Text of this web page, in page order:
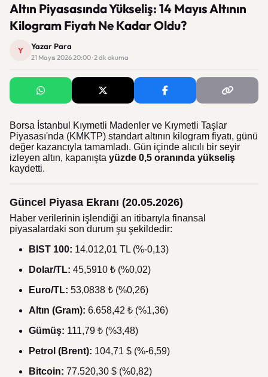
Altın Piyasasında Yükseliş: 14 Mayıs Altının
Kilogram Fiyatı Ne Kadar Oldu?
Y Yazar Para
21 Mayıs 2026 20:00 · 2 dk okuma
Borsa İstanbul Kıymetli Madenler ve Kıymetli Taşlar
Piyasası'nda (KMKTP) standart altının kilogram fiyatı, günü
değer kazancıyla tamamladı. Gün içinde alıcılı bir seyir
izleyen altın, kapanışta yüzde 0,5 oranında yükseliş
kaydetti.
Güncel Piyasa Ekranı (20.05.2026)
Haber verilerinin işlendiği an itibarıyla finansal
piyasalardaki son durum şu şekildedir:
BIST 100: 14.012,01 TL (%-0,13)
Dolar/TL: 45,5910 ₺ (%0,02)
Euro/TL: 53,0838 ₺ (%0,26)
Altın (Gram): 6.658,42 ₺ (%1,36)
Gümüş: 111,79 ₺ (%3,48)
Petrol (Brent): 104,71 $ (%-6,59)
Bitcoin: 77.520,30 $ (%0,82)